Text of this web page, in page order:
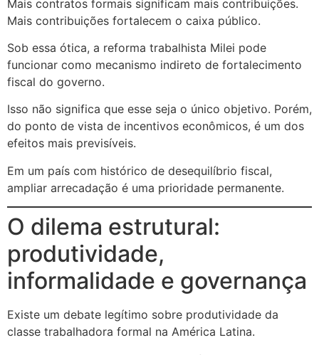
Mais contratos formais significam mais contribuições.
Mais contribuições fortalecem o caixa público.
Sob essa ótica, a reforma trabalhista Milei pode
funcionar como mecanismo indireto de fortalecimento
fiscal do governo.
Isso não significa que esse seja o único objetivo. Porém,
do ponto de vista de incentivos econômicos, é um dos
efeitos mais previsíveis.
Em um país com histórico de desequilíbrio fiscal,
ampliar arrecadação é uma prioridade permanente.
O dilema estrutural:
produtividade,
informalidade e governança
Existe um debate legítimo sobre produtividade da
classe trabalhadora formal na América Latina.